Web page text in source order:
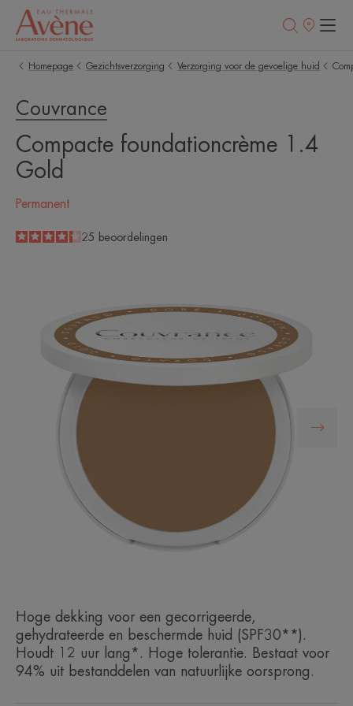
Homepage Gezichtsverzorging Verzorging voor de gevoelige huid
Couvrance
Compacte foundationcrème 1.4
Gold
Permanent
4.3
/
5
25 beoordelingen
Hoge dekking voor een gecorrigeerde,
gehydrateerde en beschermde huid (SPF30**).
Houdt 12 uur lang*. Hoge tolerantie. Bestaat voor
94% uit bestanddelen van natuurlijke oorsprong.